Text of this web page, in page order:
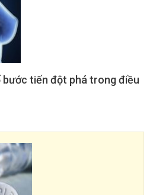
tiến đột phá trong điều